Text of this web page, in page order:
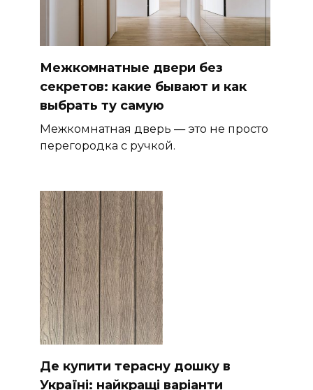
Межкомнатные двери без
секретов: какие бывают и как
выбрать ту самую
Межкомнатная дверь — это не просто
перегородка с ручкой.
Де купити терасну дошку в
Україні: найкращі варіанти